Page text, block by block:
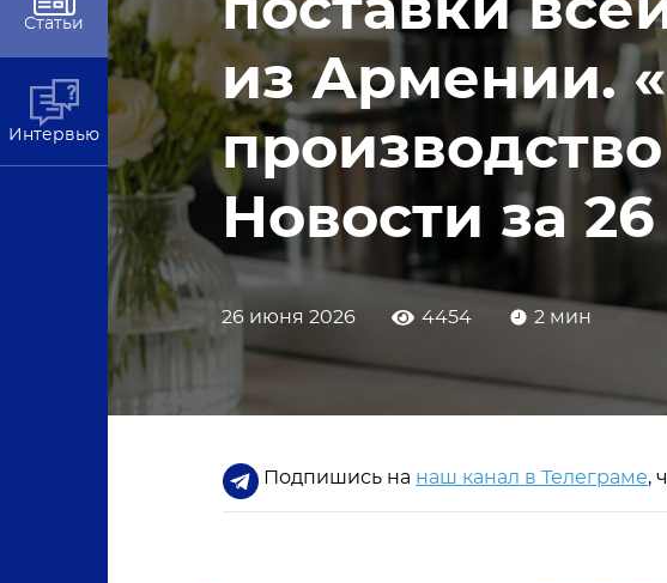
Статьи
Интервью
поставки
из Армении.
Новости за
26 июня 2026 4454 2 мин
Подпишись на наш канал в Телеграме,